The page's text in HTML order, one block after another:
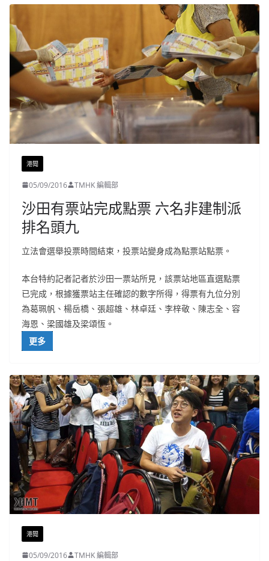
港聞
05/09/2016 TMHK 編輯部
沙田有票站完成點票 六名非建制派
排名頭九
立法會選舉投票時間結束，投票站變身成為點票站點票。
本台特約記者記者於沙田一票站所見，該票站地區直選點票
已完成，根據獲票站主任確認的數字所得，得票有九位分別
為葛珮帆、楊岳橋、張超雄、林卓廷、李梓敬、陳志全、容
海恩、梁國雄及梁頌恆。
更多
港聞
05/09/2016 TMHK 編輯部